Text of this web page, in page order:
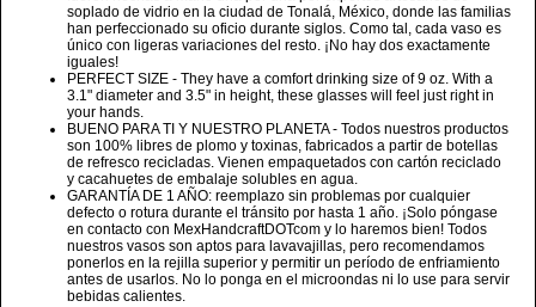
soplado de vidrio en la ciudad de Tonalá, México, donde las familias
han perfeccionado su oficio durante siglos. Como tal, cada vaso es
único con ligeras variaciones del resto. ¡No hay dos exactamente
iguales!
PERFECT SIZE - They have a comfort drinking size of 9 oz. With a
3.1" diameter and 3.5" in height, these glasses will feel just right in
your hands.
BUENO PARA TI Y NUESTRO PLANETA - Todos nuestros productos
son 100% libres de plomo y toxinas, fabricados a partir de botellas
de refresco recicladas. Vienen empaquetados con cartón reciclado
y cacahuetes de embalaje solubles en agua.
GARANTÍA DE 1 AÑO: reemplazo sin problemas por cualquier
defecto o rotura durante el tránsito por hasta 1 año. ¡Solo póngase
en contacto con MexHandcraftDOTcom y lo haremos bien! Todos
nuestros vasos son aptos para lavavajillas, pero recomendamos
ponerlos en la rejilla superior y permitir un período de enfriamiento
antes de usarlos. No lo ponga en el microondas ni lo use para servir
bebidas calientes.